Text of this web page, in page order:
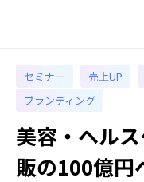
セミナー 売上UP
ブランディング
美容・ヘル
販の100億円